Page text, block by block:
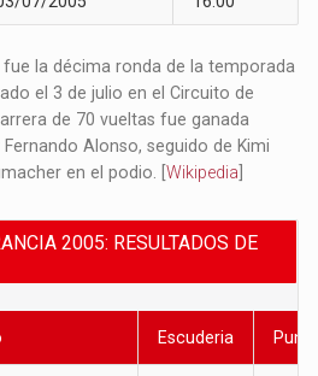
fue la décima ronda de la temporada
el 3 de julio en el Circuito de
de 70 vueltas fue ganada
Alonso, seguido de Kimi
en el podio. [Wikipedia
2005: RESULTADOS DE
Escuderia